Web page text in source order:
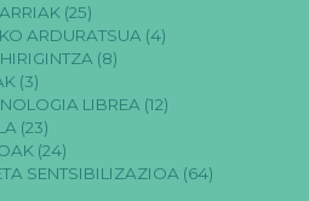
(25)
ARDURATSUA (4)
(8)
(3)
LIBREA (12)
(23)
(24)
SENTSIBILIZAZIOA (64)